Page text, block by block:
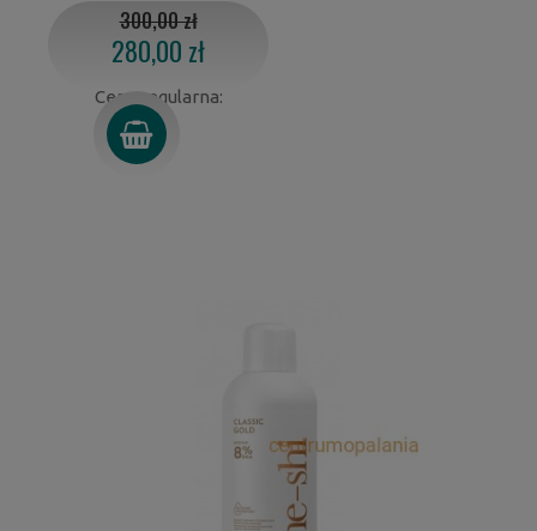
280,00 zł
Cena regularna:
300,00 zł